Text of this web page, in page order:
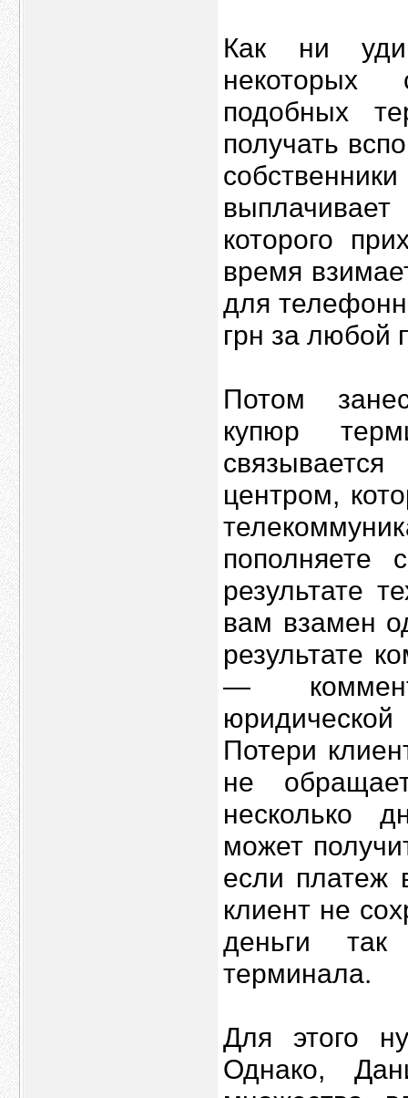
Как ни
некоторых
подобных
получать
которого
время
для
грн за любой
Потом
купюр
центром,
результате
вам взамен
результате
—
Потери
не
несколько
может
если платеж
клиент не
деньги
терминала.
Для этого
Однако,